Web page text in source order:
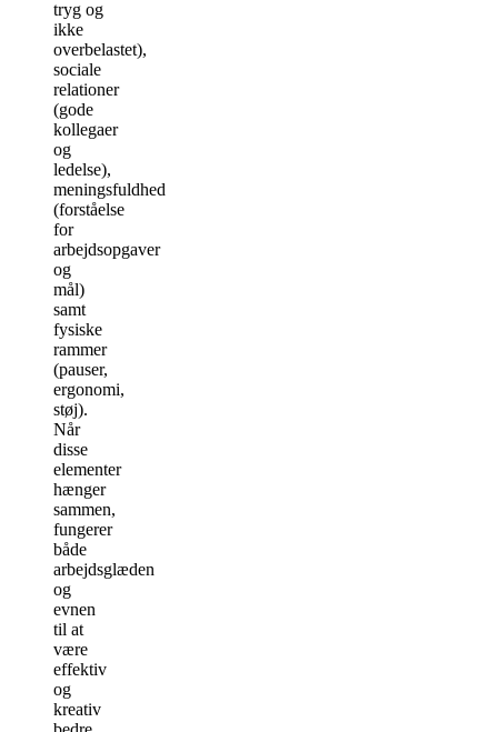
tryg og
ikke
overbelastet),
sociale
relationer
(gode
kollegaer
og
ledelse),
meningsfuldhed
(forståelse
for
arbejdsopgaver
og
mål)
samt
fysiske
rammer
(pauser,
ergonomi,
støj).
Når
disse
elementer
hænger
sammen,
fungerer
både
arbejdsglæden
og
evnen
til at
være
effektiv
og
kreativ